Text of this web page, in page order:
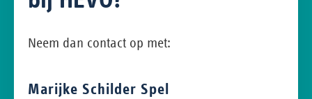
Neem dan contact op met:
Marijke Schilder Spel